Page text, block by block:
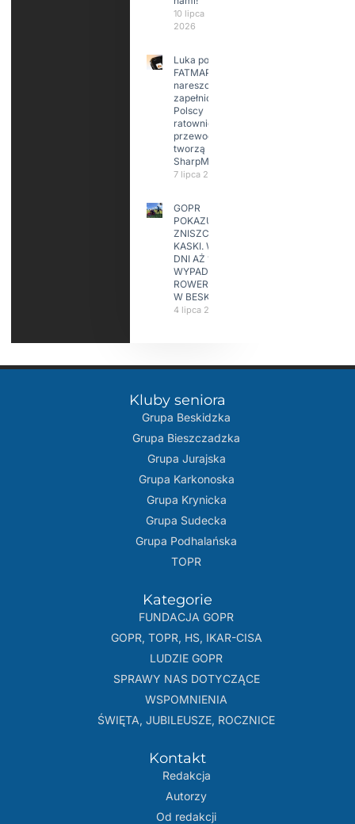
10 lipca
2026
Luka po
FATMAP-ie
nareszcie
zapełniona?
Polscy
ratownicy i
przewodnicy
tworzą
SharpMap
7 lipca 2026
GOPR
POKAZUJE
ZNISZCZONE
KASKI. W KILKA
DNI AŻ 15
WYPADKÓW
ROWERZYSTÓW
W BESKIDACH
4 lipca 2026
Kluby seniora
Grupa Beskidzka​
Grupa Bieszczadzka
Grupa Jurajska
Grupa Karkonoska
Grupa Krynicka
Grupa Sudecka
Grupa Podhalańska
TOPR
Kategorie
FUNDACJA GOPR
GOPR, TOPR, HS, IKAR-CISA
LUDZIE GOPR
SPRAWY NAS DOTYCZĄCE
WSPOMNIENIA
ŚWIĘTA, JUBILEUSZE, ROCZNICE
Kontakt
Redakcja
Autorzy
Od redakcji